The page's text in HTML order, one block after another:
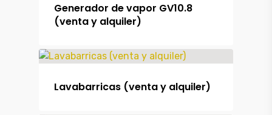
Generador de vapor GV10.8
(venta y alquiler)
Lavabarricas (venta y alquiler)